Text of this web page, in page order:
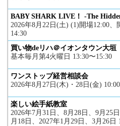
BABY SHARK LIVE！ -The
2026年8月22日(土) (1)開場12:00、
14:30
買い物deリハ＠イオンタウン大垣
基本毎月第4火曜日 13:30〜15:30
ワンストップ経営相談会
2026年8月27日(木)・28日(金)
楽しい絵手紙教室
2026年7月31日、8月28日、9月25
月18日、2027年1月29日、3月26